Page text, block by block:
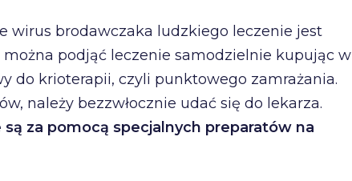
wirus brodawczaka ludzkiego leczenie jest
podjąć leczenie samodzielnie kupując w
do krioterapii, czyli punktowego zamrażania.
należy bezzwłocznie udać się do lekarza.
są za pomocą specjalnych preparatów na